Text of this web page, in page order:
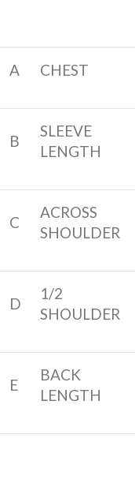
A CHEST
B
SLEEVE
LENGTH
C
ACROSS
SHOULDER
D
1/2
SHOULDER
E
BACK
LENGTH